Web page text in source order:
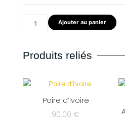
quantité
de
&
Ajouter au panier
Produits reliés
Poire d’Ivoire
90.00 €